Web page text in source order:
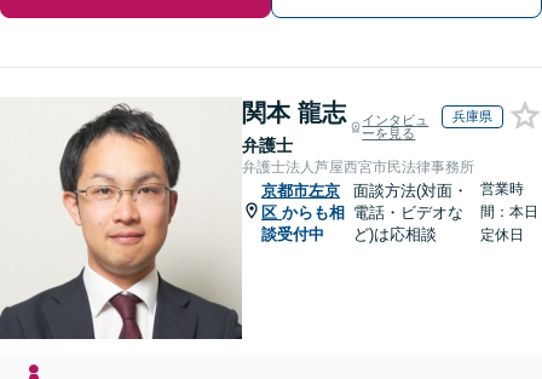
関本 龍志
弁護士
インタビュ
ーを見る
兵庫県
弁護士法人芦屋西宮市民法律事務所
京都市左京
区 からも相
談受付中
面談方法(対面・
電話・ビデオな
ど)は応相談
営業時
間：本日
定休日